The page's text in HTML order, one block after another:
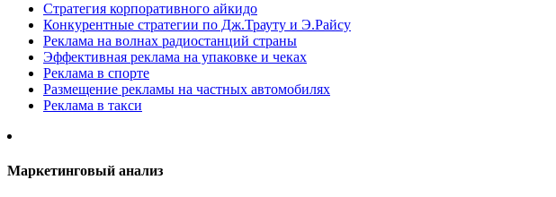
Стратегия корпоративного айкидо
Конкурентные стратегии по Дж.Трауту и Э.Райсу
Реклама на волнах радиостанций страны
Эффективная реклама на упаковке и чеках
Реклама в спорте
Размещение рекламы на частных автомобилях
Реклама в такси
Маркетинговый анализ